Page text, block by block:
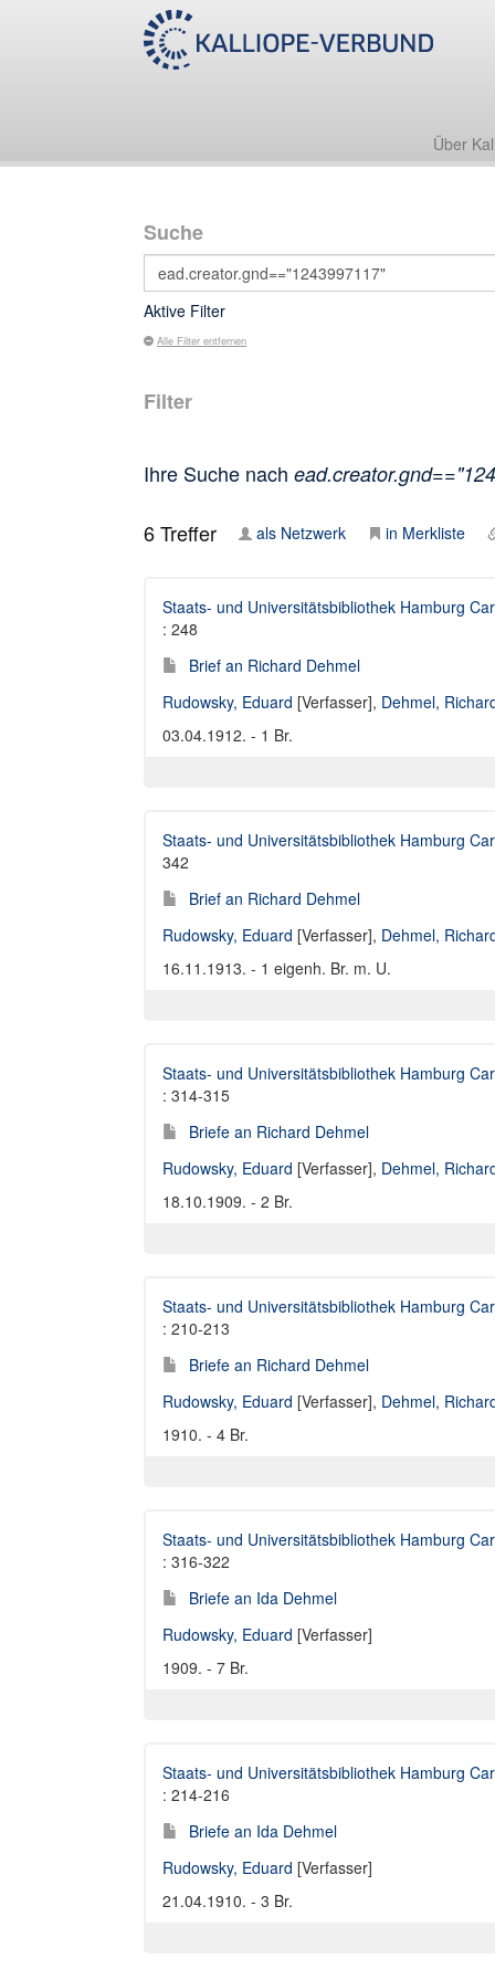
Über
Suche
Aktive Filter
Alle Filter entfernen
Filter
Ihre Suche nach
6Treffer als Netzwerk in Merkliste
Staats- und Universitätsbibliothek Hamburg
: 248
Brief an Richard Dehmel
Rudowsky, Eduard [Verfasser], Dehmel,
03.04.1912. - 1 Br.
Staats- und Universitätsbibliothek Hamburg
342
Brief an Richard Dehmel
Rudowsky, Eduard [Verfasser], Dehmel,
16.11.1913. - 1 eigenh. Br. m. U.
Staats- und Universitätsbibliothek Hamburg
: 314-315
Briefe an Richard Dehmel
Rudowsky, Eduard [Verfasser], Dehmel,
18.10.1909. - 2 Br.
Staats- und Universitätsbibliothek Hamburg
: 210-213
Briefe an Richard Dehmel
Rudowsky, Eduard [Verfasser], Dehmel,
1910. - 4 Br.
Staats- und Universitätsbibliothek Hamburg
: 316-322
Briefe an Ida Dehmel
Rudowsky, Eduard [Verfasser]
1909. - 7 Br.
Staats- und Universitätsbibliothek Hamburg
: 214-216
Briefe an Ida Dehmel
Rudowsky, Eduard [Verfasser]
21.04.1910. - 3 Br.